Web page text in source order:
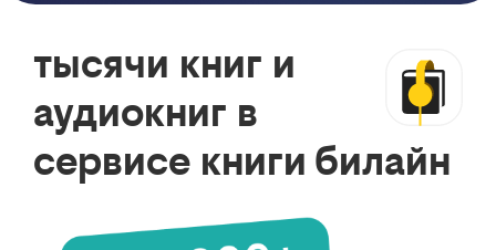
тысячи книг и
аудиокниг в
сервисе книги билайн